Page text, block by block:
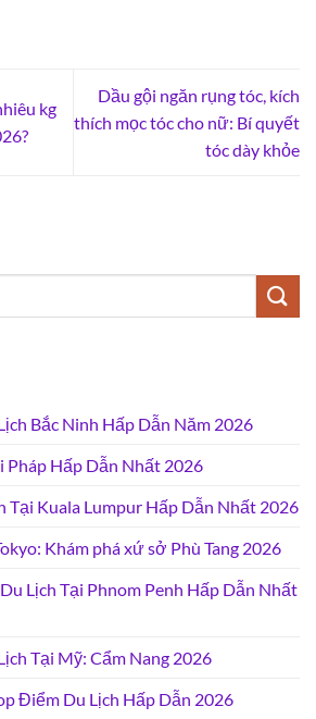
kg
Dầu gội ngăn rụng tóc, kích
thích mọc tóc cho nữ: Bí quyết
tóc dày khỏe
Bắc Ninh Hấp Dẫn Năm 2026
Pháp Hấp Dẫn Nhất 2026
Tại Kuala Lumpur Hấp Dẫn Nhất 2026
Khám phá xứ sở Phù Tang 2026
Lịch Tại Phnom Penh Hấp Dẫn Nhất
Tại Mỹ: Cẩm Nang 2026
Điểm Du Lịch Hấp Dẫn 2026